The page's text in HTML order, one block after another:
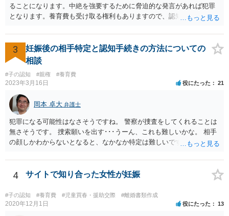
ることになります。中絶を強要するために脅迫的な発言があれば犯罪
となります。養育費も受け取る権利もありますので、認知等につきお
勧めします。
3
妊娠後の相手特定と認知手続きの方法についての
相談
#子の認知 #親権 #養育費
2023年3月16日 役にたった 21
岡本 卓大 弁護士
犯罪になる可能性はなさそうですね。 警察が捜査をしてくれることは
無さそうです。 捜索願いを出す･･･うーん、これも難しいかな。 相手
の顔しかわからないとなると、なかなか特定は難しいですね。 お役に
4 サイトで知り合った女性が妊娠
#子の認知 #養育費 #児童買春・援助交際 #離婚書類作成
2020年12月1日 役にたった 13